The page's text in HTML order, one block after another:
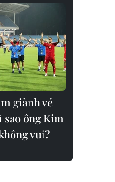
giành vé
sao ông Kim
vui?